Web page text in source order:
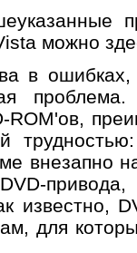
можно
в
ROM'ов,
внезапно
привода,
известно,
для